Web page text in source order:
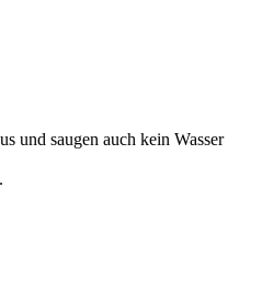
und saugen auch kein Wasser